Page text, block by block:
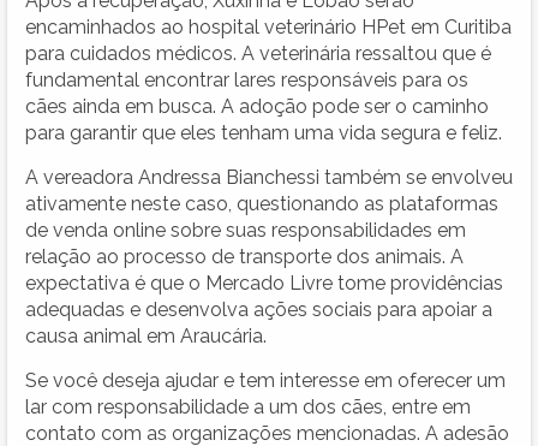
encaminhados ao hospital veterinário HPet em Curitiba
para cuidados médicos. A veterinária ressaltou que é
fundamental encontrar lares responsáveis para os
cães ainda em busca. A adoção pode ser o caminho
para garantir que eles tenham uma vida segura e feliz.
A vereadora Andressa Bianchessi também se envolveu
ativamente neste caso, questionando as plataformas
de venda online sobre suas responsabilidades em
relação ao processo de transporte dos animais. A
expectativa é que o Mercado Livre tome providências
adequadas e desenvolva ações sociais para apoiar a
causa animal em Araucária.
Se você deseja ajudar e tem interesse em oferecer um
lar com responsabilidade a um dos cães, entre em
contato com as organizações mencionadas. A adesão